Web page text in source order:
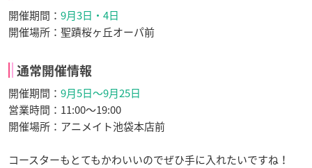
開催期間： 9月3日・4日
開催場所：聖蹟桜ヶ丘オーパ前
通常開催情報
開催期間： 9月5日〜9月25日
営業時間：11:00〜19:00
開催場所：アニメイト池袋本店前
コースターもとてもかわいいのでぜひ手に入れたいですね！